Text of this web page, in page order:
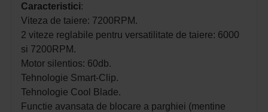
Caracteristici:
Viteza de taiere: 7200RPM.
2 viteze reglabile pentru versatilitate de taiere: 6000
si 7200RPM.
Motor silentios: 60db.
Tehnologie Smart-Clip.
Tehnologie Cool Blade.
Functie avansata de blocare a parghiei (mentine